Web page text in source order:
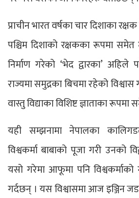
प्राचीन भारत वर्षका चार दिशाका
पश्चिम दिशाको रक्षकका रूपमा समेत
निर्माण गरेको ‘भेद द्वारका’
राज्यमा समुद्रका बिचमा रहेको विश्वास
वास्तु विद्याका विशिष्ट ज्ञाताका रूपमा
यही सम्झनामा नेपालका
विश्वकर्मा बाबाको पूजा गरी उनको
यसो गरेमा आफूमा पनि विश्वकर्माको
गर्दछन् । यस विश्वासमा आज इञ्जिन